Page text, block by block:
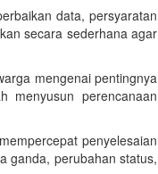
data, persyaratan
secara sederhana agar
mengenai pentingnya
menyusun perencanaan
penyelesaian
ganda, perubahan status,